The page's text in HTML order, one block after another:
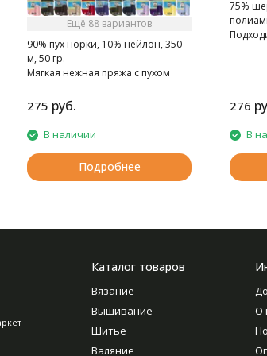
Ещё 88 вариантов
90% пух норки, 10% нейлон, 350
м, 50 гр.
Мягкая нежная пряжа с пухом
275 руб.
В наличии
Подробнее
75%
276
В
Каталог товаров
Вязание
Вышивание
Шитье
Валяние
О